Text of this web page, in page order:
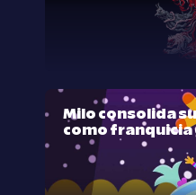
Milo consolida
como franquicia